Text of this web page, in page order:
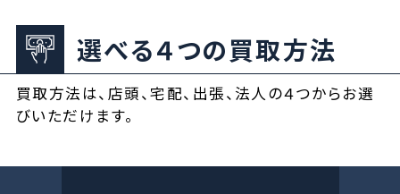
選べる４つの買取方法
買取方法は、店頭、宅配、出張、法人の４つからお選
びいただけます。